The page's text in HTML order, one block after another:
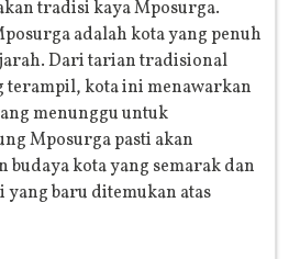
tradisi kaya Mposurga.
adalah kota yang penuh
Dari tarian tradisional
terampil, kota ini menawarkan
menunggu untuk
Mposurga pasti akan
budaya kota yang semarak dan
baru ditemukan atas